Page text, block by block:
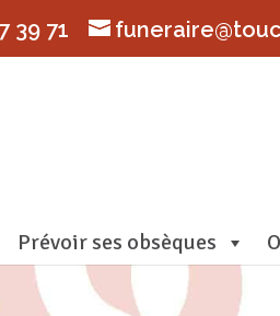
39 71
Prévoir ses obsèques